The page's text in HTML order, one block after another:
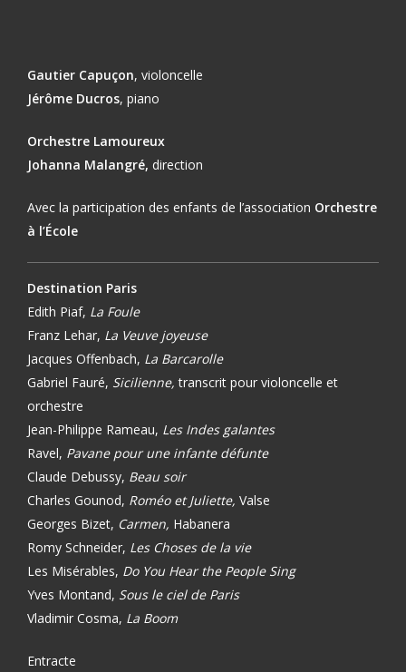
Gautier Capuçon,violoncelle
Jérôme Ducros, piano
Orchestre Lamoureux
Johanna Malangré,direction
Avec la participation des enfants de l’association Orchestre
à l’École
Destination Paris
Edith Piaf, La Foule
Franz Lehar, La Veuve joyeuse
Jacques Offenbach, La Barcarolle
Gabriel Fauré, Sicilienne, transcrit pour violoncelle et
orchestre
Jean-Philippe Rameau, Les Indes galantes
Ravel, Pavane pour une infante défunte
Claude Debussy, Beau soir
Charles Gounod, Roméo et Juliette,Valse
Georges Bizet, Carmen, Habanera
Romy Schneider, Les Choses de la vie
Les Misérables, Do You Hear the People Sing
Yves Montand, Sous le ciel de Paris
Vladimir Cosma, La Boom
Entracte